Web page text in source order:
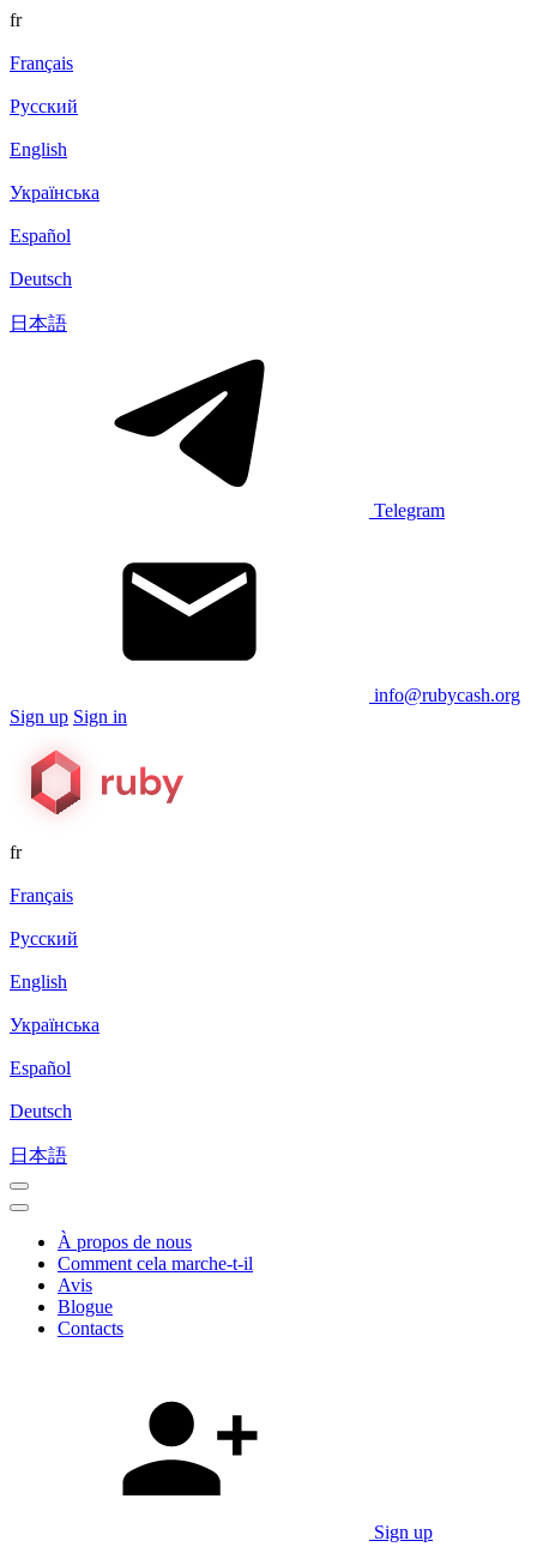
fr
Français
Русский
English
Українська
Español
Deutsch
日本語
Telegram
info@rubycash.org
Sign up Sign in
fr
Français
Русский
English
Українська
Español
Deutsch
日本語
À propos de nous
Comment cela marche-t-il
Avis
Blogue
Contacts
Sign up